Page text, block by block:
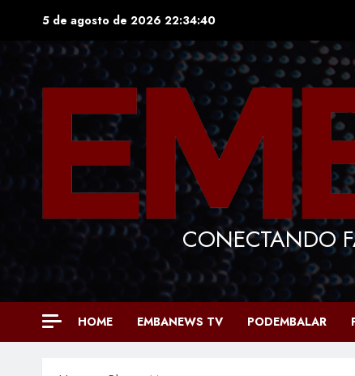
content
5 de agosto de 2026 22:34:41
CONECTANDO
HOME EMBANEWS TV PODEMBALAR